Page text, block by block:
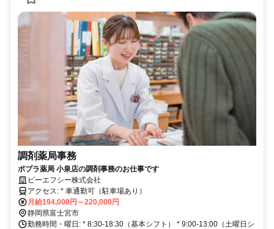
調剤薬局事務
ポプラ薬局 小泉店の調剤事務のお仕事です
ピーエフシー株式会社
アクセス: * 車通勤可（駐車場あり）
月給194,000円～220,000円
静岡県富士宮市
勤務時間・曜日: * 8:30‐18:30（基本シフト） * 9:00‐13:00（土曜日シ